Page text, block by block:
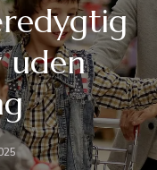
uden